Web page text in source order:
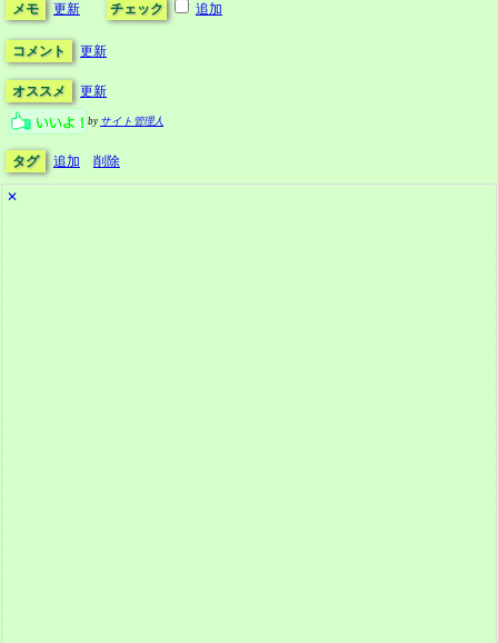
メモ 更新 チェック 追加
コメント 更新
オススメ 更新
by サイト管理人
タグ 追加 削除
✕